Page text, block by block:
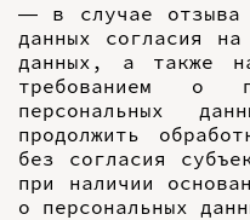
— в случае отзыва
данных согласия на
данных, а также
требованием о
персональных
продолжить
без согласия
при наличии
о персональных